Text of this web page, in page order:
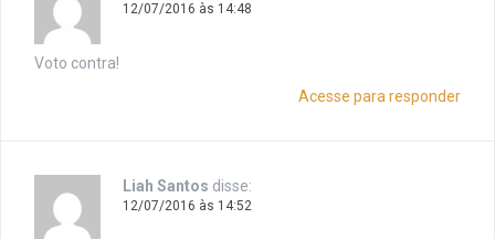
12/07/2016 às 14:48
Voto contra!
Acesse para responder
Liah Santos disse:
12/07/2016 às 14:52